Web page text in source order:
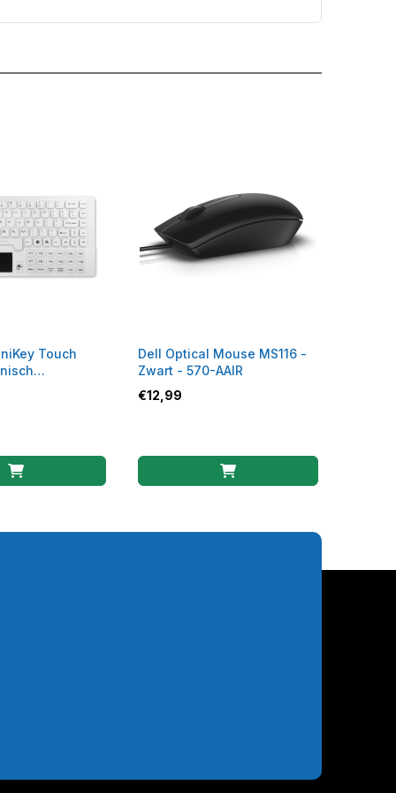
Touch
Dell Optical Mouse MS116 -
Zwart - 570-AAIR
€12,99